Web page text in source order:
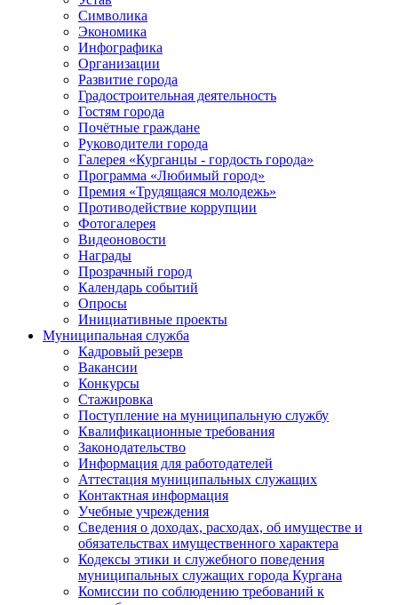
Символика
Экономика
Инфографика
Организации
Развитие города
Градостроительная деятельность
Гостям города
Почётные граждане
Руководители города
Галерея «Курганцы - гордость города»
Программа «Любимый город»
Премия «Трудящаяся молодежь»
Противодействие коррупции
Фотогалерея
Видеоновости
Награды
Прозрачный город
Календарь событий
Опросы
Инициативные проекты
Муниципальная служба
Кадровый резерв
Вакансии
Конкурсы
Стажировка
Поступление на муниципальную службу
Квалификационные требования
Законодательство
Информация для работодателей
Аттестация муниципальных служащих
Контактная информация
Учебные учреждения
Сведения о доходах, расходах, об имуществе и
обязательствах имущественного характера
Кодексы этики и служебного поведения
муниципальных служащих города Кургана
Комиссии по соблюдению требований к